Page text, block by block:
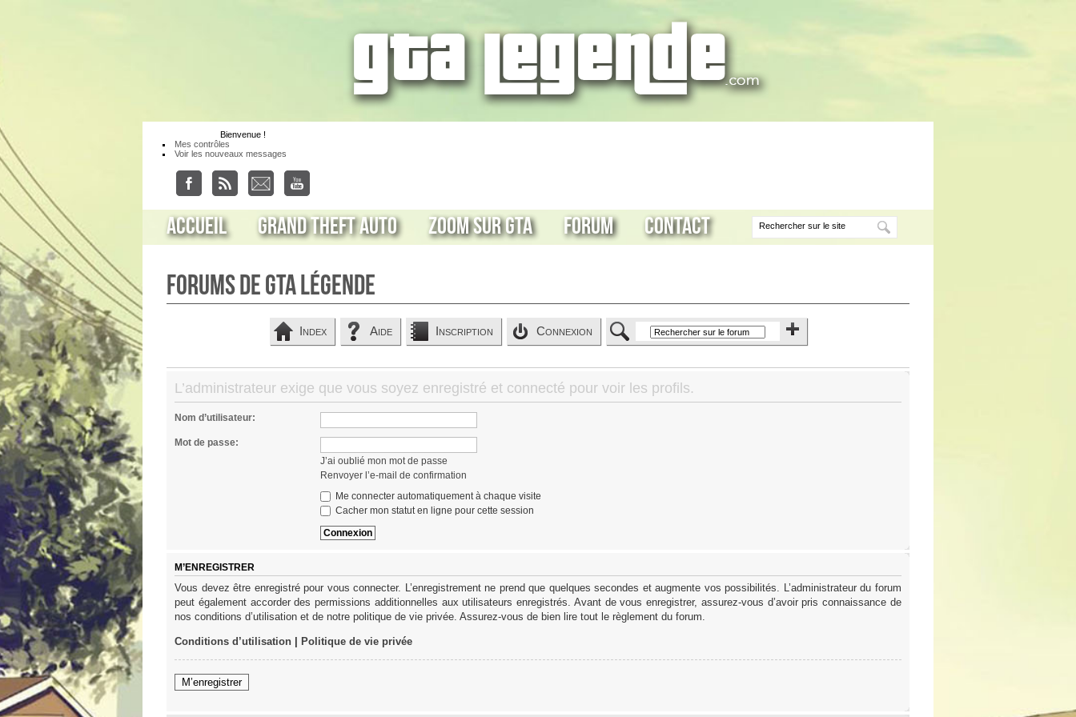
Bienvenue !
Mes contrôles
Voir les nouveaux messages
Accueil Grand Theft Auto Zoom sur GTA Forum Contact
Forums de GTA Légende
Index Aide Inscription Connexion
L’administrateur exige que vous soyez enregistré et connecté pour voir les profils.
Nom d’utilisateur:
Mot de passe:
J’ai oublié mon mot de passe
Renvoyer l’e-mail de confirmation
Me connecter automatiquement à chaque visite
Cacher mon statut en ligne pour cette session
M’ENREGISTRER
Vous devez être enregistré pour vous connecter. L’enregistrement ne prend que quelques secondes et augmente vos possibilités. L’administrateur du forum
peut également accorder des permissions additionnelles aux utilisateurs enregistrés. Avant de vous enregistrer, assurez-vous d’avoir pris connaissance de
nos conditions d’utilisation et de notre politique de vie privée. Assurez-vous de bien lire tout le règlement du forum.
Conditions d’utilisation Politique de vie privée
M’enregistrer